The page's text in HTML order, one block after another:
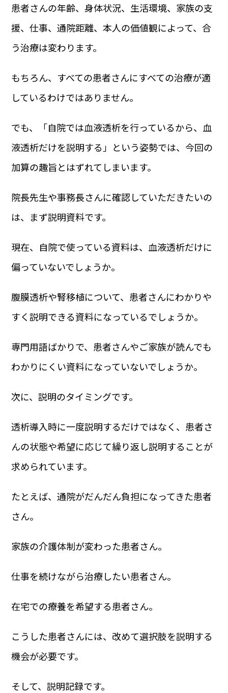
患者さんの年齢、身体状況、生活環境、家族の支
援、仕事、通院距離、本人の価値観によって、合
う治療は変わります。
もちろん、すべての患者さんにすべての治療が適
しているわけではありません。
でも、「自院では血液透析を行っているから、血
液透析だけを説明する」という姿勢では、今回の
加算の趣旨とはずれてしまいます。
院長先生や事務長さんに確認していただきたいの
は、まず説明資料です。
現在、自院で使っている資料は、血液透析だけに
偏っていないでしょうか。
腹膜透析や腎移植について、患者さんにわかりや
すく説明できる資料になっているでしょうか。
専門用語ばかりで、患者さんやご家族が読んでも
わかりにくい資料になっていないでしょうか。
次に、説明のタイミングです。
透析導入時に一度説明するだけではなく、患者さ
んの状態や希望に応じて繰り返し説明することが
求められています。
たとえば、通院がだんだん負担になってきた患者
さん。
家族の介護体制が変わった患者さん。
仕事を続けながら治療したい患者さん。
在宅での療養を希望する患者さん。
こうした患者さんには、改めて選択肢を説明する
機会が必要です。
そして、説明記録です。